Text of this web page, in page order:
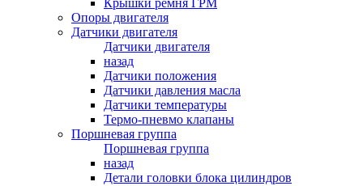
Крышки ремня ГРМ
Опоры двигателя
Датчики двигателя
Датчики двигателя
назад
Датчики положения
Датчики давления масла
Датчики температуры
Термо-пневмо клапаны
Поршневая группа
Поршневая группа
назад
Детали головки блока цилиндров